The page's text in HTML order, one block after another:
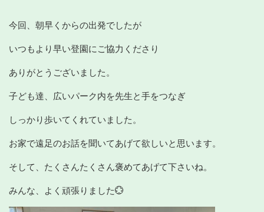
今回、朝早くからの出発でしたが
いつもより早い登園にご協力くださり
ありがとうございました。
子ども達、広いパーク内を先生と手をつなぎ
しっかり歩いてくれていました。
お家で遠足のお話を聞いてあげて欲しいと思います。
そして、たくさんたくさん褒めてあげて下さいね。
みんな、よく頑張りました💮